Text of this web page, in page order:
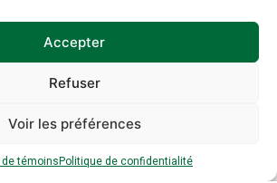
Accepter
Refuser
Voir les préférences
témoinsPolitique de confidentialité